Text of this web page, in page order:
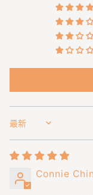
Sort by
Connie Chin